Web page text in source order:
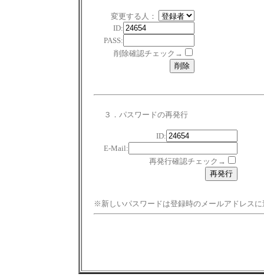
変更する人：
ID:
PASS:
削除確認チェック→
３．パスワードの再発行
ID:
E-Mail:
再発行確認チェック→
※新しいパスワードは登録時のメールアドレスに